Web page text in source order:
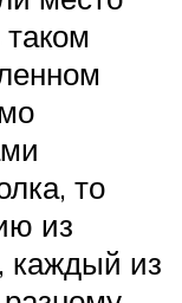
то
из
каждый из